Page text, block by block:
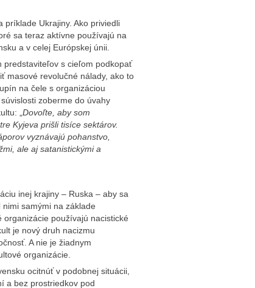
príklade Ukrajiny. Ako priviedli
sa teraz aktívne používajú na
a v celej Európskej únii.
predstaviteľov s cieľom podkopať
masové revolučné nálady, ako to
na čele s organizáciou
zoberme do úvahy
„ Dovoľte, aby som
Kyjeva prišli tisíce sektárov.
vyznávajú pohanstvo,
ale aj satanistickými a
inej krajiny – Ruska – aby sa
samými na základe
organizácie používajú nacistické
je nový druh nacizmu
A nie je žiadnym
organizácie.
ocitnúť v podobnej situácii,
a bez prostriedkov pod